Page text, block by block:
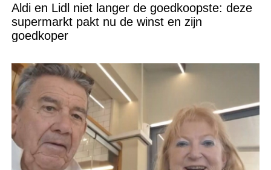
Aldi en Lidl niet langer de goedkoopste: deze
supermarkt pakt nu de winst en zijn
goedkoper